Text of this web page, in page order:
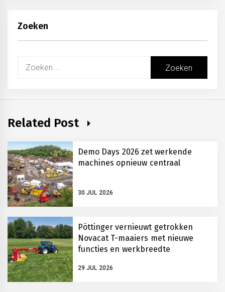
Zoeken
Zoeken
Related Post
Demo Days 2026 zet werkende
machines opnieuw centraal
30 JUL 2026
Pöttinger vernieuwt getrokken
Novacat T-maaiers met nieuwe
functies en werkbreedte
29 JUL 2026